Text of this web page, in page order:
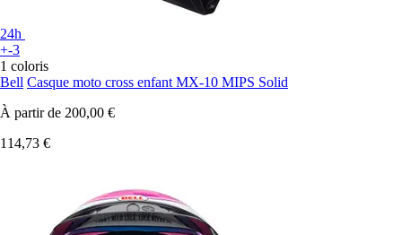
24h
+-3
1 coloris
Bell Casque moto cross enfant MX-10 MIPS Solid
À partir de 200,00 €
114,73 €